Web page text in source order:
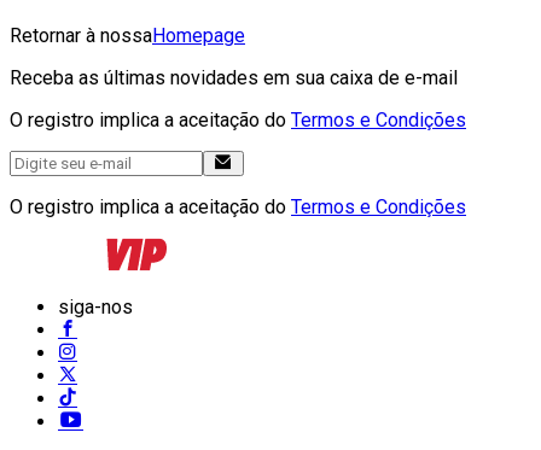
Retornar à nossaHomepage
Receba as últimas novidades em sua caixa de e-mail
O registro implica a aceitação do Termos e Condições
O registro implica a aceitação do Termos e Condições
siga-nos